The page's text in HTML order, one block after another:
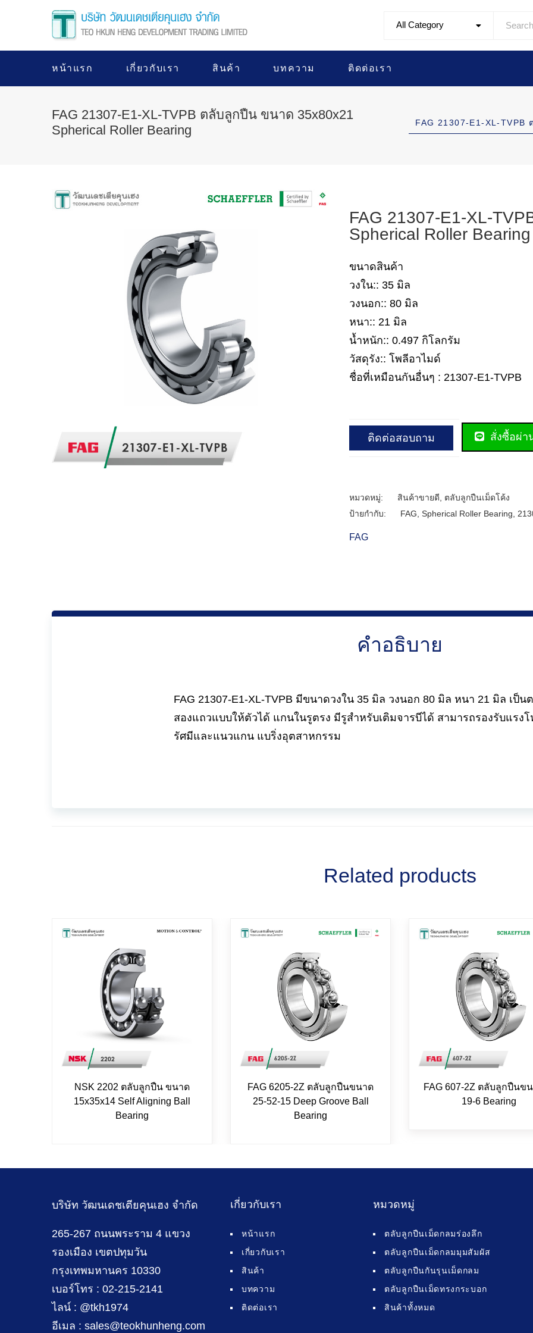
All Category
หน้าแรก เกี่ยวกับเรา สินค้า บทความ ติดต่อเรา
FAG 21307-E1-XL-TVPB ตลับลูกปืน ขนาด 35x80x21
Spherical Roller Bearing
FAG 21307-E1-XL-TVPB
FAG 21307-E1-XL-
Spherical Roller Bearing
ขนาดสินค้า
วงใน:: 35 มิล
วงนอก:: 80 มิล
หนา:: 21 มิล
น้ำหนัก:: 0.497 กิโลกรัม
วัสดุรัง:: โพลีอาไมด์
ชื่อที่เหมือนกันอื่นๆ : 21307-E1-TVPB
ติดต่อสอบถาม สั่งซื้อผ่า
หมวดหมู่: สินค้าขายดี
ตลับลูกปืนเม็ดโค้ง
ป้ายกำกับ:
FAG Spherical Roller Bearing
FAG
คำอธิบาย
FAG 21307-E1-XL-TVPB มีขนาดวงใน 35 มิล วงนอก 80 มิล หนา 21 มิล เป็น
สองแถวแบบให้ตัวได้ แกนในรูตรง มีรูสำหรับเติมจารบีได้ สามารถรองรับแรง
รัศมีและแนวแกน แบริ่งอุตสาหกรรม
Related products
NSK 2202 ตลับลูกปืน ขนาด
15x35x14 Self Aligning Ball
Bearing
FAG 6205-2Z ตลับลูกปืนขนาด
25-52-15 Deep Groove Ball
Bearing
FAG 607-2Z ตลับลูกปืนข
19-6 Bearing
บริษัท วัฒนเดชเตียคุนเฮง จำกัด
265-267 ถนนพระราม 4 แขวง
รองเมือง เขตปทุมวัน
กรุงเทพมหานคร 10330
เบอร์โทร : 02-215-2141
ไลน์ : @tkh1974
อีเมล : sales@teokhunheng.com
เกี่ยวกับเรา
หน้าแรก
เกี่ยวกับเรา
สินค้า
บทความ
ติดต่อเรา
หมวดหมู่
ตลับลูกปืนเม็ดกลมร่องลึก
ตลับลูกปืนเม็ดกลมมุมสัมผัส
ตลับลูกปืนกันรุนเม็ดกลม
ตลับลูกปืนเม็ดทรงกระบอก
สินค้าทั้งหมด